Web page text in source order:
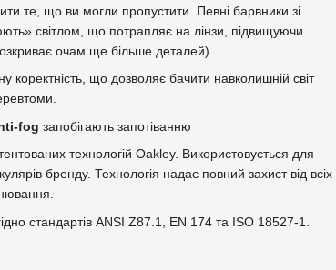
те, що ви могли пропустити. Певні барвники зі
світлом, що потрапляє на лінзи, підвищуючи
очам ще більше деталей).
коректність, що дозволяє бачити навколишній світ
fog запобігають запотіванню
технологій Oakley. Використовується для
бренду. Технологія надає повний захист від всіх
стандартів ANSI Z87.1, EN 174 та ISO 18527-1.